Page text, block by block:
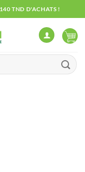
TND D'ACHATS !